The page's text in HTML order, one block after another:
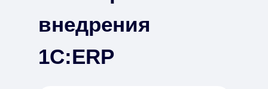
внедрения
1С:ERP